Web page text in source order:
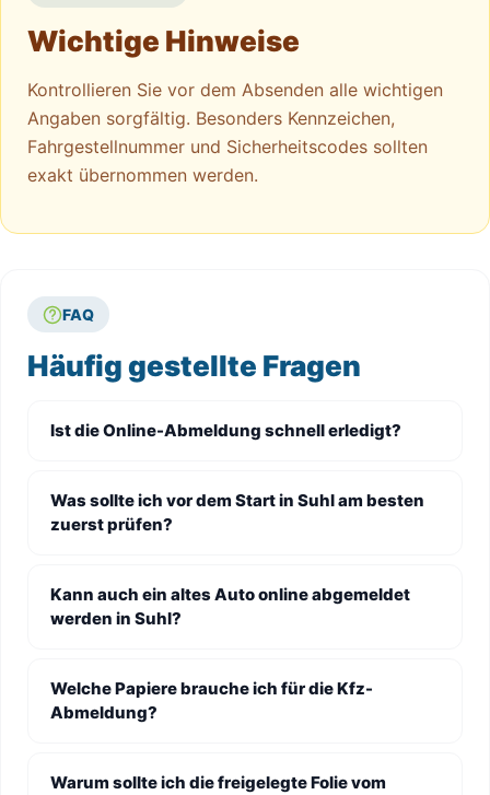
Wichtige Hinweise
Kontrollieren Sie vor dem Absenden alle wichtigen
Angaben sorgfältig. Besonders Kennzeichen,
Fahrgestellnummer und Sicherheitscodes sollten
exakt übernommen werden.
FAQ
Häufig gestellte Fragen
Ist die Online-Abmeldung schnell erledigt?
Was sollte ich vor dem Start in Suhl am besten
zuerst prüfen?
Kann auch ein altes Auto online abgemeldet
werden in Suhl?
Welche Papiere brauche ich für die Kfz-
Abmeldung?
Warum sollte ich die freigelegte Folie vom